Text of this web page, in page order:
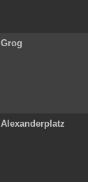
Grog
Alexanderplatz